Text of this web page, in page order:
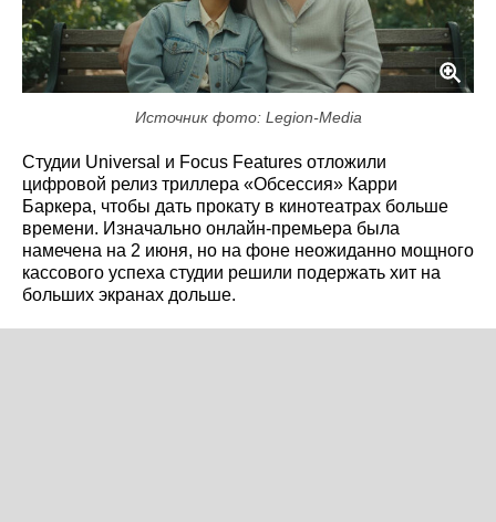
Источник фото: Legion-Media
Студии Universal и Focus Features отложили
цифровой релиз триллера «Обсессия» Карри
Баркера, чтобы дать прокату в кинотеатрах больше
времени. Изначально онлайн-премьера была
намечена на 2 июня, но на фоне неожиданно мощного
кассового успеха студии решили подержать хит на
больших экранах дольше.